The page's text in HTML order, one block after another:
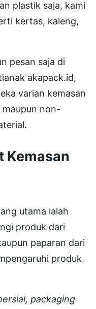
plastik saja, kami
kertas, kaleng,
pesan saja di
akapack.id,
varian kemasan
non-
Kemasan
utama ialah
produk dari
paparan dari
produk
packaging